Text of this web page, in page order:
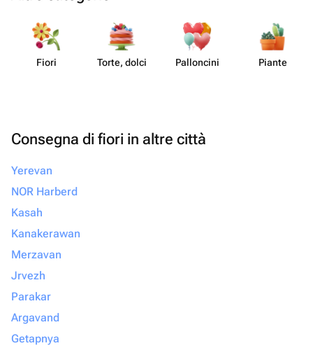
Fiori Torte, dolci Pall​oncini Piante
Consegna di fiori in altre città
Yerevan
NOR Harberd
Kasah
Kanakerawan
Merzavan
Jrvezh
Parakar
Argavand
Getapnya